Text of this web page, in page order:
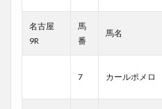
名古屋
9R
馬
番
馬名
7 カールポメロ